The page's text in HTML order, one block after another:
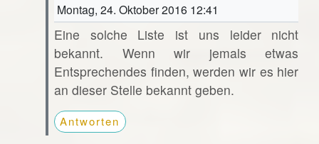
Montag, 24. Oktober 2016 12:41
Eine solche Liste ist uns leider nicht
bekannt. Wenn wir jemals etwas
Entsprechendes finden, werden wir es hier
an dieser Stelle bekannt geben.
Antworten